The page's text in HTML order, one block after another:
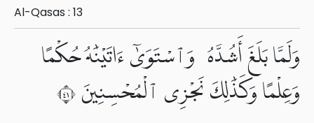
Al-Qasas : 13
وَلَمَّا بَلَغَ أَشُدَّهُۥ وَٱسْتَوَىٰٓ ءَاتَيْنَٰهُ حُكْمًا
وَعِلْمًا وَكَذَٰلِكَ نَجْزِى ٱلْمُحْسِنِينَ ١٤